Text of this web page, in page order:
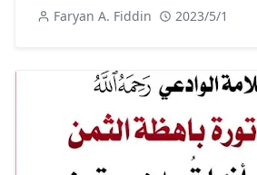
Faryan A. Fiddin 2023/5/1